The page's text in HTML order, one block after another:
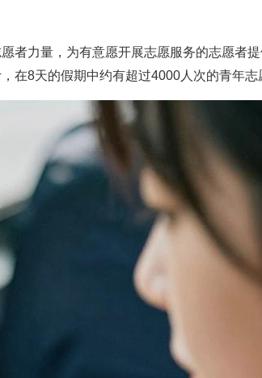
力量，为有意愿开展志愿服务的志愿者
8天的假期中约有超过4000人次的青年志